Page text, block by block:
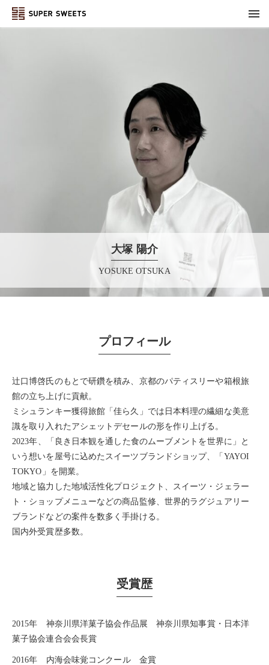
大塚 陽介
YOSUKE OTSUKA
プロフィール
辻口博啓氏のもとで研鑽を積み、京都のパティスリーや箱根旅
館の立ち上げに貢献。
ミシュランキー獲得旅館「佳ら久」では日本料理の繊細な美意
識を取り入れたアシェットデセールの形を作り上げる。
2023年、「良き日本観を通した食のムーブメントを世界に」と
いう想いを屋号に込めたスイーツブランドショップ、「YAYOI
TOKYO」を開業。
地域と協力した地域活性化プロジェクト、スイーツ・ジェラー
ト・ショップメニューなどの商品監修、世界的ラグジュアリー
ブランドなどの案件を数多く手掛ける。
国内外受賞歴多数。
受賞歴
2015年 神奈川県洋菓子協会作品展 神奈川県知事賞・日本洋
菓子協会連合会会長賞
2016年 内海会味覚コンクール 金賞